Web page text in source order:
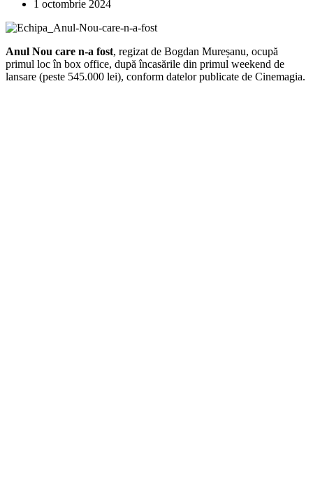
1 octombrie 2024
Anul Nou care n-a fost, regizat de Bogdan Mureșanu, ocupă
primul loc în box office, după încasările din primul weekend de
lansare (peste 545.000 lei), conform datelor publicate de Cinemagia.